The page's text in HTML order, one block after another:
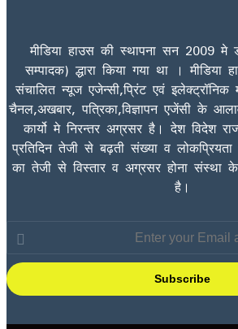
मीडिया हाउस की स्थापना सन 2009 मे
सम्पादक) द्धारा किया गया था । मीडिया
संचालित न्यूज एजेन्सी,प्रिंट एवं इलेक्ट्रॉनिक
चैनल,अखबार, पत्रिका,विज्ञापन एजेंसी के
कार्यो मे निरन्तर अग्रसर है। देश विदेश
प्रतिदिन तेजी से बढ़ती संख्या व
का तेजी से विस्तार व अग्रसर होना संस्था
है।
Enter
your
Email
address